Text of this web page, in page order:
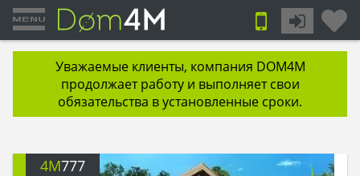
Уважаемые клиенты, компания DOM4M
продолжает работу и выполняет свои
обязательства в установленные сроки.
4M777